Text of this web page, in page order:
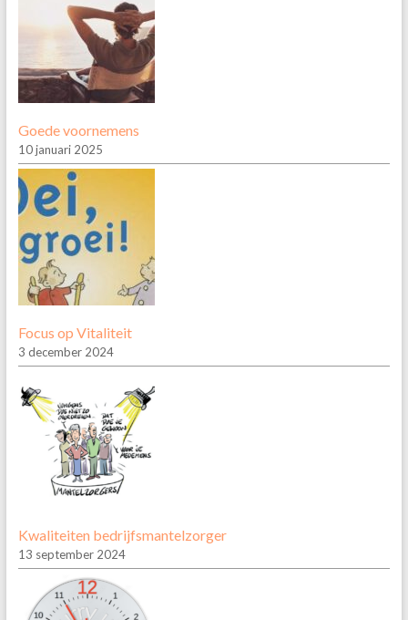
Goede voornemens
10 januari 2025
Focus op Vitaliteit
3 december 2024
Kwaliteiten bedrijfsmantelzorger
13 september 2024